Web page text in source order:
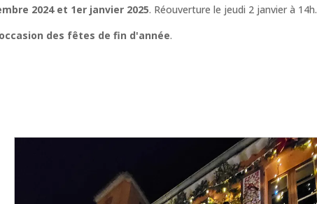
2024 et 1er janvier 2025. Réouverture le jeudi 2 janvier à 14h.
des fêtes de fin d'année.